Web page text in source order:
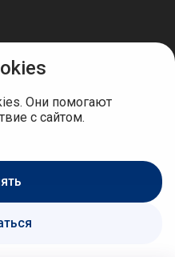
Они помогают
с сайтом.